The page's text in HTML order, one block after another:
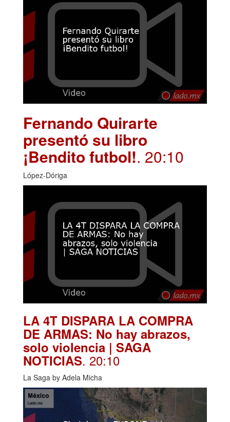
Fernando Quirarte
presentó su libro
¡Bendito futbol!. 20:10
López-Dóriga
LA 4T DISPARA LA COMPRA
DE ARMAS: No hay abrazos,
solo violencia | SAGA
NOTICIAS. 20:10
La Saga by Adela Micha